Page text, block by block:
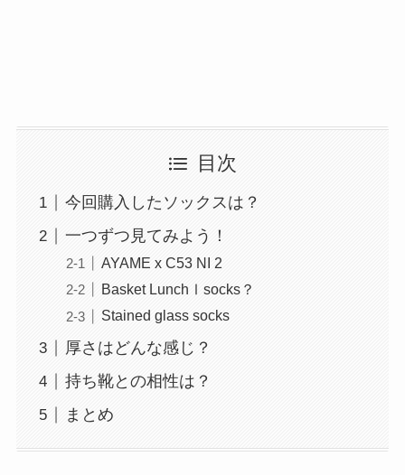
目次
今回購入したソックスは？
一つずつ見てみよう！
AYAME x C53 NI 2
Basket LunchⅠsocks？
Stained glass socks
厚さはどんな感じ？
持ち靴との相性は？
まとめ